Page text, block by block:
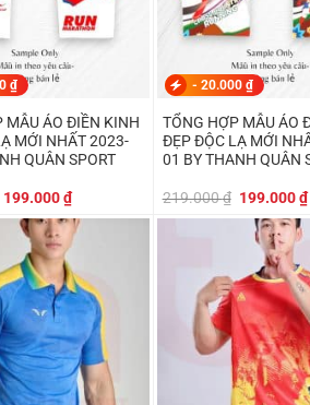
₫
MẪU ÁO ĐIỀN KINH
MỚI NHẤT 2023-
QUÂN SPORT
Giá
219.000 ₫.
199.000₫Giá
hiện
tại
là:
- 20.000 ₫
TỔNG HỢP MẪU ÁO
ĐẸP ĐỘC LẠ MỚI
01 BY THANH QUÂN
219.000₫ Giá
219.000 ₫.
199.000₫